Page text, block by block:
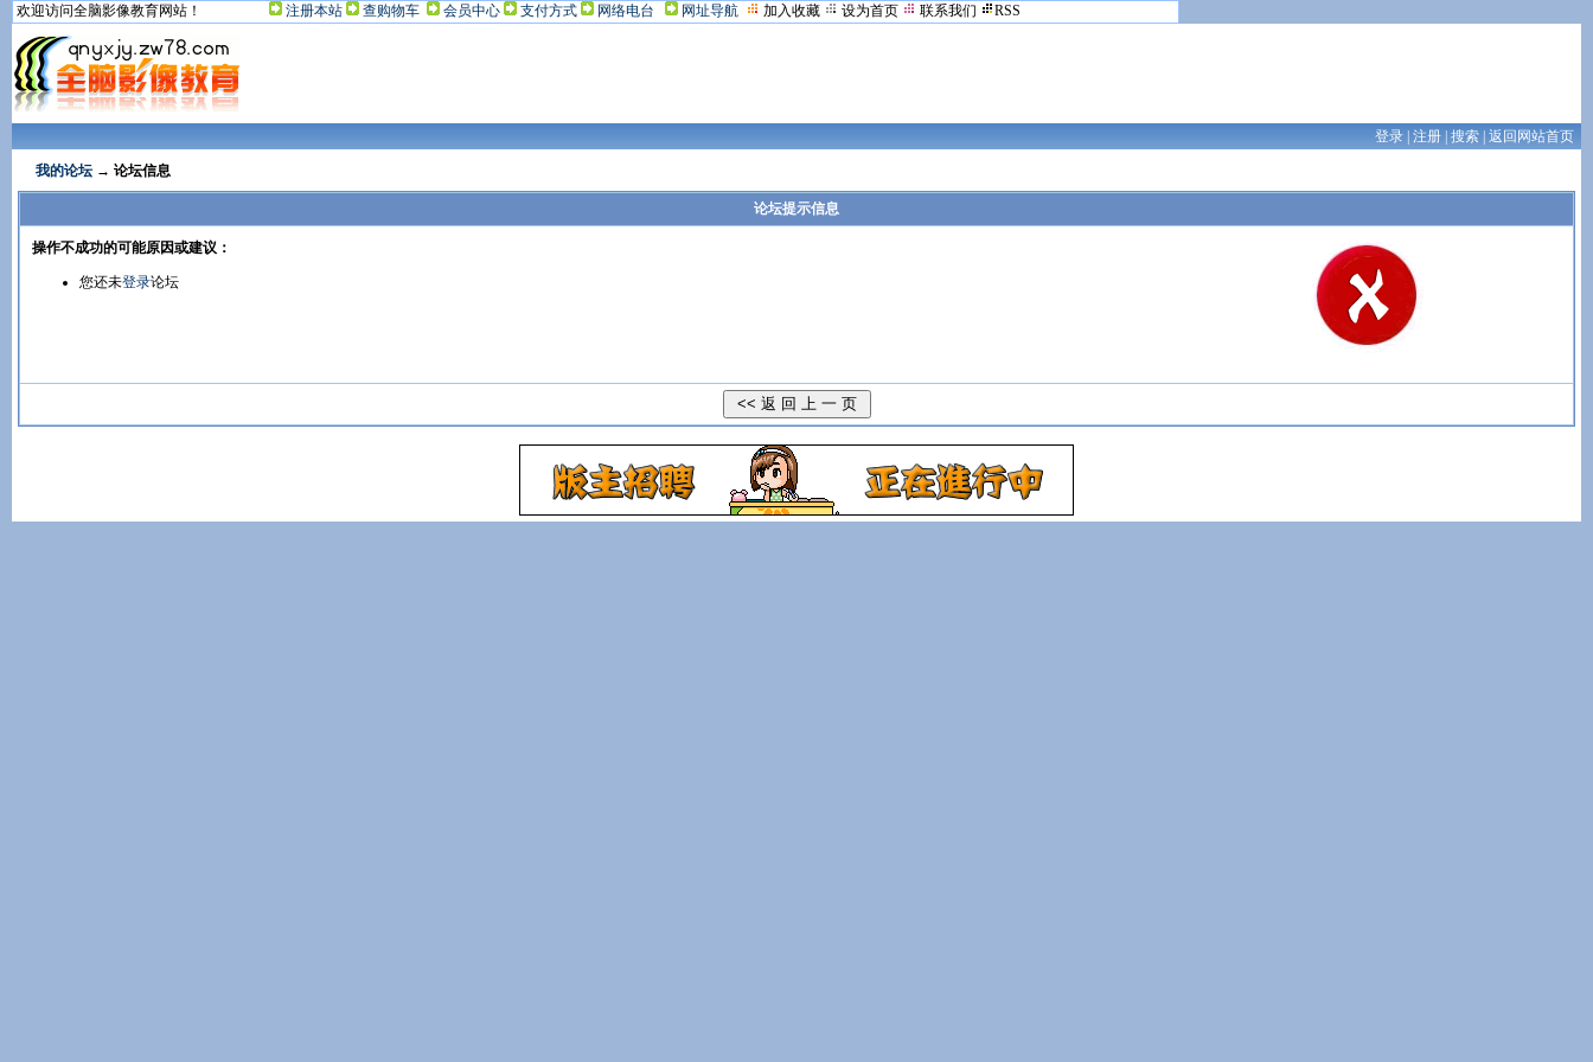
欢迎访问全脑影像教育网站！ 注册本站 查购物车 会员中心 支付方式 网络电台 网址导航 加入收藏 设为首页 联系我们 RSS
登录 注册 搜索 返回网站首页
我的论坛 → 论坛信息
论坛提示信息
操作不成功的可能原因或建议：
您还未登录论坛